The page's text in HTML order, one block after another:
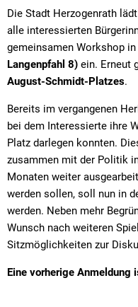
Die Stadt Herzogenrath lädt
alle interessierten
gemeinsamen Workshop in
Langenpfahl 8) ein. Erneut
August-Schmidt-Platzes.
Bereits im vergangenen
bei dem Interessierte ihre
Platz darlegen konnten.
zusammen mit der Politik
Monaten weiter
werden sollen, soll nun in
werden. Neben mehr
Wunsch nach weiteren
Sitzmöglichkeiten zur
Eine vorherige Anmeldung